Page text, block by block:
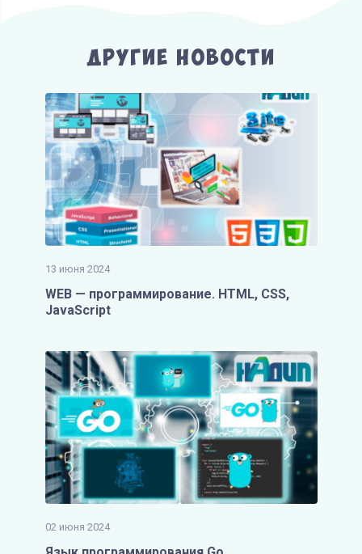
Другие Новости
13 июня 2024
WEB — программирование. HTML, CSS,
JavaScript
02 июня 2024